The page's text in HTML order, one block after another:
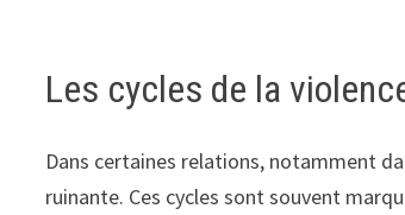
Les cycles de la
Dans certaines relations, notamment
ruinante. Ces cycles sont souvent